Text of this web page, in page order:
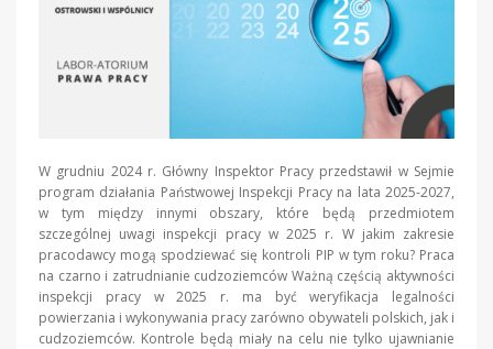
W grudniu 2024 r. Główny Inspektor Pracy przedstawił w Sejmie
program działania Państwowej Inspekcji Pracy na lata 2025-2027,
w tym między innymi obszary, które będą przedmiotem
szczególnej uwagi inspekcji pracy w 2025 r. W jakim zakresie
pracodawcy mogą spodziewać się kontroli PIP w tym roku? Praca
na czarno i zatrudnianie cudzoziemców Ważną częścią aktywności
inspekcji pracy w 2025 r. ma być weryfikacja legalności
powierzania i wykonywania pracy zarówno obywateli polskich, jak i
cudzoziemców. Kontrole będą miały na celu nie tylko ujawnianie